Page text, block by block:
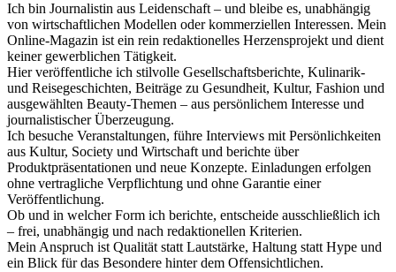
Ich bin Journalistin aus Leidenschaft – und bleibe es, unabhängig
von wirtschaftlichen Modellen oder kommerziellen Interessen. Mein
Online-Magazin ist ein rein redaktionelles Herzensprojekt und dient
keiner gewerblichen Tätigkeit.
Hier veröffentliche ich stilvolle Gesellschaftsberichte, Kulinarik-
und Reisegeschichten, Beiträge zu Gesundheit, Kultur, Fashion und
ausgewählten Beauty-Themen – aus persönlichem Interesse und
journalistischer Überzeugung.
Ich besuche Veranstaltungen, führe Interviews mit Persönlichkeiten
aus Kultur, Society und Wirtschaft und berichte über
Produktpräsentationen und neue Konzepte. Einladungen erfolgen
ohne vertragliche Verpflichtung und ohne Garantie einer
Veröffentlichung.
Ob und in welcher Form ich berichte, entscheide ausschließlich ich
– frei, unabhängig und nach redaktionellen Kriterien.
Mein Anspruch ist Qualität statt Lautstärke, Haltung statt Hype und
ein Blick für das Besondere hinter dem Offensichtlichen.